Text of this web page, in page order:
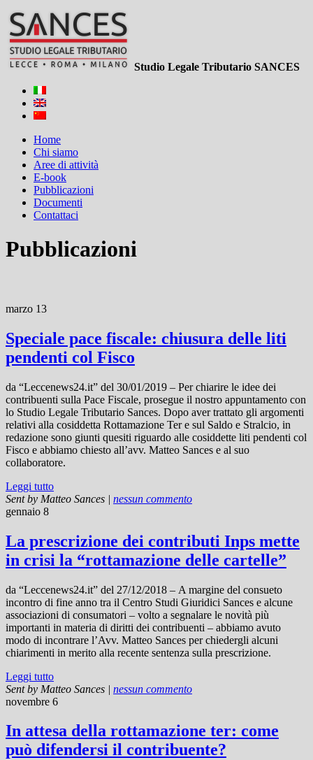
Studio Legale Tributario SANCES
Home
Chi siamo
Aree di attività
E-book
Pubblicazioni
Documenti
Contattaci
Pubblicazioni
marzo 13
Speciale pace fiscale: chiusura delle liti
pendenti col Fisco
da “Leccenews24.it” del 30/01/2019 – Per chiarire le idee dei
contribuenti sulla Pace Fiscale, prosegue il nostro appuntamento con
lo Studio Legale Tributario Sances. Dopo aver trattato gli argomenti
relativi alla cosiddetta Rottamazione Ter e sul Saldo e Stralcio, in
redazione sono giunti quesiti riguardo alle cosiddette liti pendenti col
Fisco e abbiamo chiesto all’avv. Matteo Sances e al suo
collaboratore.
Leggi tutto
Sent by Matteo Sances | nessun commento
gennaio 8
La prescrizione dei contributi Inps mette
in crisi la “rottamazione delle cartelle”
da “Leccenews24.it” del 27/12/2018 – A margine del consueto
incontro di fine anno tra il Centro Studi Giuridici Sances e alcune
associazioni di consumatori – volto a segnalare le novità più
importanti in materia di diritti dei contribuenti – abbiamo avuto
modo di incontrare l’Avv. Matteo Sances per chiedergli alcuni
chiarimenti in merito alla recente sentenza sulla prescrizione.
Leggi tutto
Sent by Matteo Sances | nessun commento
novembre 6
In attesa della rottamazione ter: come
può difendersi il contribuente?